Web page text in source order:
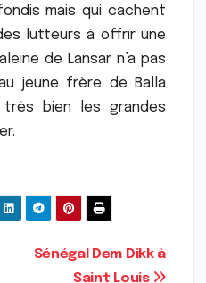
mais qui cachent
lutteurs à offrir une
de Lansar n’a pas
jeune frère de Balla
très bien les grandes
Sénégal Dem Dikk à
Saint Louis